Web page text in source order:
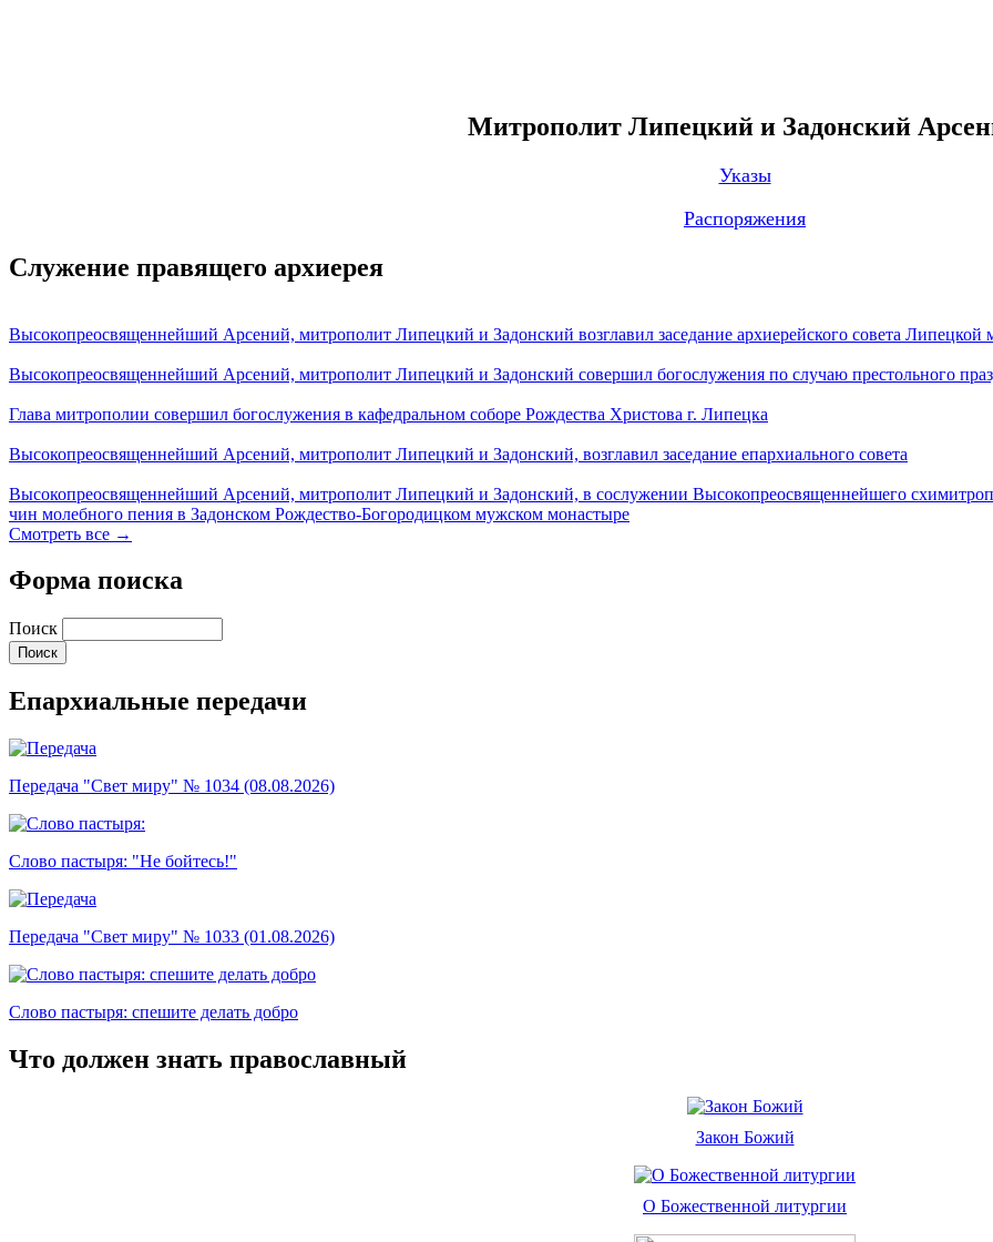
Митрополит Липецкий и Задонский
Указы
Распоряжения
Служение правящего архиерея
Высокопреосвященнейший Арсений, митрополит Липецкий и Задонский возглавил заседание архиерейского совета Липецкой
Высокопреосвященнейший Арсений, митрополит Липецкий и Задонский совершил богослужения по случаю престольного
Глава митрополии совершил богослужения в кафедральном соборе Рождества Христова г. Липецка
Высокопреосвященнейший Арсений, митрополит Липецкий и Задонский, возглавил заседание епархиального совета
Высокопреосвященнейший Арсений, митрополит Липецкий и Задонский, в сослужении Высокопреосвященнейшего
чин молебного пения в Задонском Рождество-Богородицком мужском монастыре
Смотреть все →
Форма поиска
Поиск
Епархиальные передачи
Передача "Свет миру" № 1034 (08.08.2026)
Слово пастыря: "Не бойтесь!"
Передача "Свет миру" № 1033 (01.08.2026)
Слово пастыря: спешите делать добро
Что должен знать православный
Закон Божий
О Божественной литургии